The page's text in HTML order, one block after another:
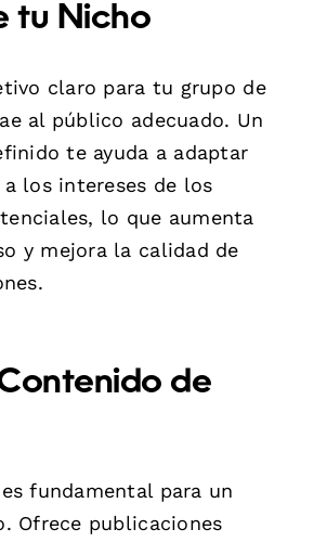
tu Nicho
claro para tu grupo de
al público adecuado. Un
te ayuda a adaptar
los intereses de los
lo que aumenta
y mejora la calidad de
de
fundamental para un
Ofrece publicaciones